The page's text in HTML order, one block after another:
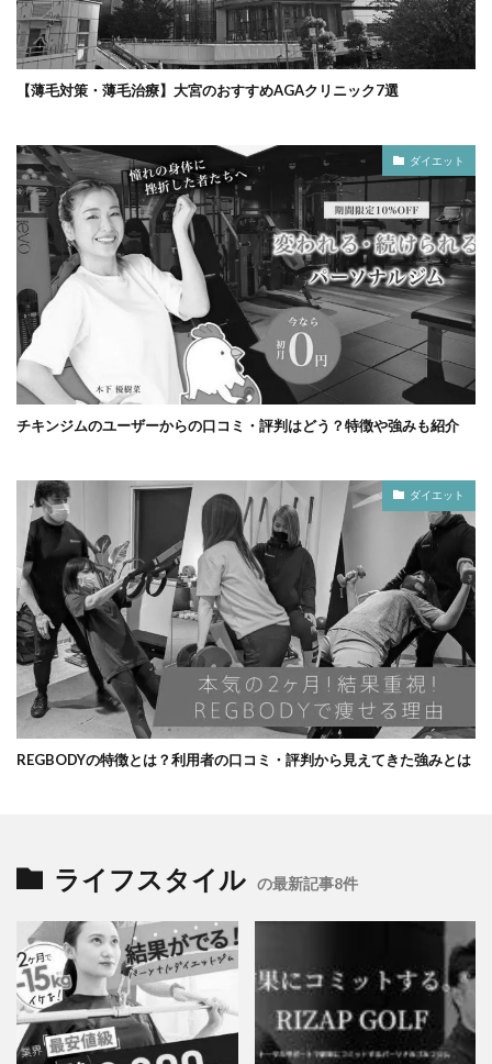
【薄毛対策・薄毛治療】大宮のおすすめAGAクリニック7選
ダイエット
チキンジムのユーザーからの口コミ・評判はどう？特徴や強みも紹介
ダイエット
REGBODYの特徴とは？利用者の口コミ・評判から見えてきた強みとは
ライフスタイル の最新記事8件